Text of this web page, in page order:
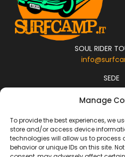
Manage
To provide the best experiences, we
store and/or access device
technologies will allow us to
behavior or unique IDs on this site.
SOUL RIDER
SEDE
Calle MAXORATA 8 , Corralejo
Surf
Viaggi di